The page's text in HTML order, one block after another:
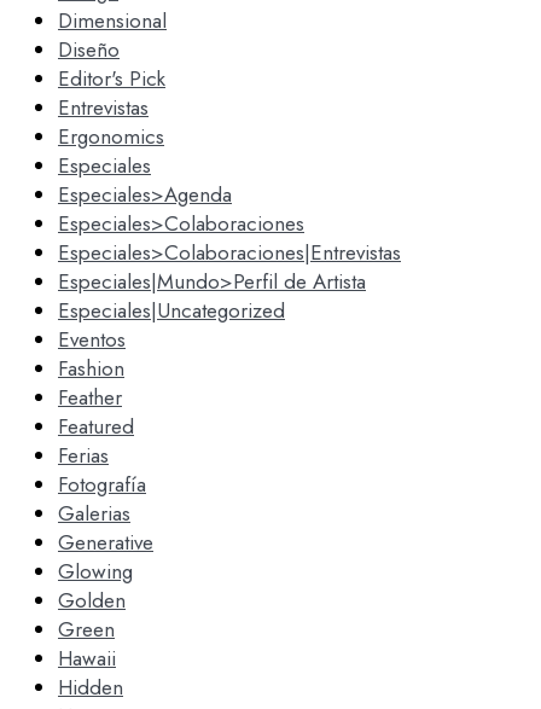
Dimensional
Diseño
Editor's Pick
Entrevistas
Ergonomics
Especiales
Especiales>Agenda
Especiales>Colaboraciones
Especiales>Colaboraciones|Entrevistas
Especiales|Mundo>Perfil de Artista
Especiales|Uncategorized
Eventos
Fashion
Feather
Featured
Ferias
Fotografía
Galerias
Generative
Glowing
Golden
Green
Hawaii
Hidden